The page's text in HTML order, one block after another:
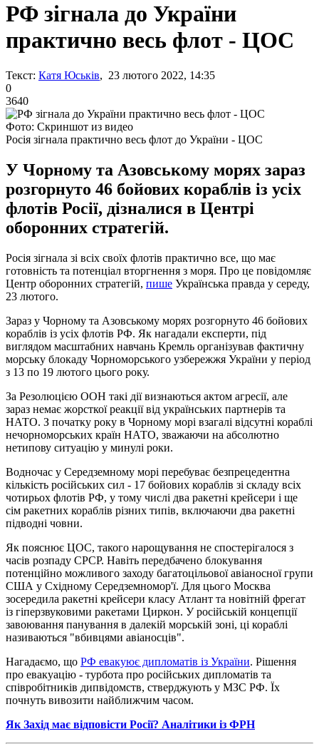
РФ зігнала до України
практично весь флот - ЦОС
Текст: Катя Юськів, 23 лютого 2022, 14:35
0
3640
Фото: Скриншот из видео
Росія зігнала практично весь флот до України - ЦОС
У Чорному та Азовському морях зараз
розгорнуто 46 бойових кораблів із усіх
флотів Росії, дізналися в Центрі
оборонних стратегій.
Росія зігнала зі всіх своїх флотів практично все, що має
готовність та потенціал вторгнення з моря. Про це повідомляє
Центр оборонних стратегій, пише Українська правда у середу,
23 лютого.
Зараз у Чорному та Азовському морях розгорнуто 46 бойових
кораблів із усіх флотів РФ. Як нагадали експерти, під
виглядом масштабних навчань Кремль організував фактичну
морську блокаду Чорноморського узбережжя України у період
з 13 по 19 лютого цього року.
За Резолюцією ООН такі дії визнаються актом агресії, але
зараз немає жорсткої реакції від українських партнерів та
НАТО. З початку року в Чорному морі взагалі відсутні кораблі
нечорноморських країн НАТО, зважаючи на абсолютно
нетипову ситуацію у минулі роки.
Водночас у Середземному морі перебуває безпрецедентна
кількість російських сил - 17 бойових кораблів зі складу всіх
чотирьох флотів РФ, у тому числі два ракетні крейсери і ще
сім ракетних кораблів різних типів, включаючи два ракетні
підводні човни.
Як пояснює ЦОС, такого нарощування не спостерігалося з
часів розпаду СРСР. Навіть передбачено блокування
потенційно можливого заходу багатоцільової авіаносної групи
США у Східному Середземномор'ї. Для цього Москва
зосередила ракетні крейсери класу Атлант та новітній фрегат
із гіперзвуковими ракетами Циркон. У російській концепції
завоювання панування в далекій морській зоні, ці кораблі
називаються "вбивцями авіаносців".
Нагадаємо, що РФ евакуює дипломатів із України. Рішення
про евакуацію - турбота про російських дипломатів та
співробітників дипвідомств, стверджують у МЗС РФ. Їх
почнуть вивозити найближчим часом.
Як Захід має відповісти Росії? Аналітики із ФРН